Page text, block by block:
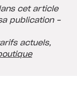
cet article
publication -
actuels,